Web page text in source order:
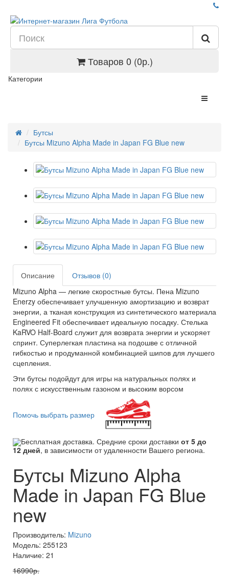
Товаров 0 (0р.)
Категории
Бутсы
Бутсы Mizuno Alpha Made in Japan FG Blue new
Описание
Отзывов (0)
Mizuno Alpha — легкие скоростные бутсы. Пена Mizuno
Enerzy обеспечивает улучшенную амортизацию и возврат
энергии, а тканая конструкция из синтетического материала
Engineered Fit обеспечивает идеальную посадку. Стелька
KaRVO Half-Board служит для возврата энергии и ускоряет
спринт. Суперлегкая пластина на подошве с отличной
гибкостью и продуманной комбинацией шипов для лучшего
сцепления.
Эти бутсы подойдут для игры на натуральных полях и
полях с искусственным газоном и высоким ворсом
Помочь выбрать размер
Бесплатная доставка. Средние сроки доставки от 5 до
12 дней, в зависимости от удаленности Вашего региона.
Бутсы Mizuno Alpha
Made in Japan FG Blue
new
Производитель: Mizuno
Модель: 255123
Наличие: 21
16990р.